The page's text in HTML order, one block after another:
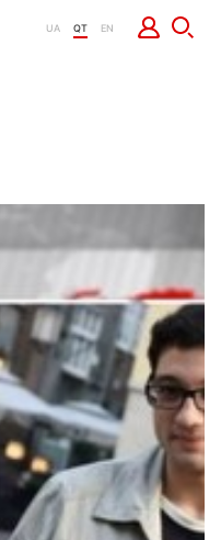
UA QT EN